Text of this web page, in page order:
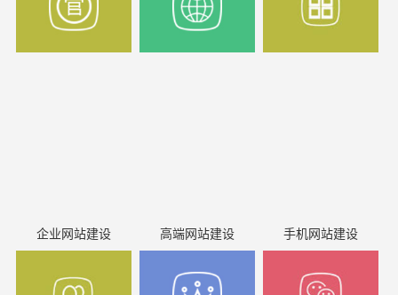
企业网站建设 高端网站建设 手机网站建设